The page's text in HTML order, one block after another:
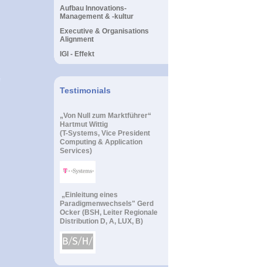
Aufbau Innovations-
Management & -kultur
Executive & Organisations
Alignment
IGI - Effekt
Testimonials
„Von Null zum Marktführer“
Hartmut Wittig
(T-Systems, Vice President
Computing & Application
Services)
„Einleitung eines
Paradigmenwechsels" Gerd
Ocker (BSH, Leiter Regionale
Distribution D, A, LUX, B)